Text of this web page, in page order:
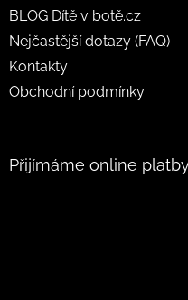
BLOG Dítě v botě.cz
Nejčastější dotazy (FAQ)
Kontakty
Obchodní podmínky
Přijímáme online